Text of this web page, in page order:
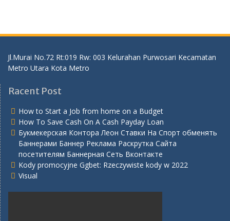
Jl.Murai No.72 Rt:019 Rw: 003 Kelurahan Purwosari Kecamatan
Metro Utara Kota Metro
Racent Post
How to Start a Job from home on a Budget
How To Save Cash On A Cash Payday Loan
Букмекерская Контора Леон Ставки На Спорт обменять
Баннерами Баннер Реклама Раскрутка Сайта
посетителям Баннерная Сеть Вконтакте
Kody promocyjne Ggbet: Rzeczywiste kody w 2022
Visual